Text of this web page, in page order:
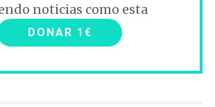
noticias como esta
DONAR 1€